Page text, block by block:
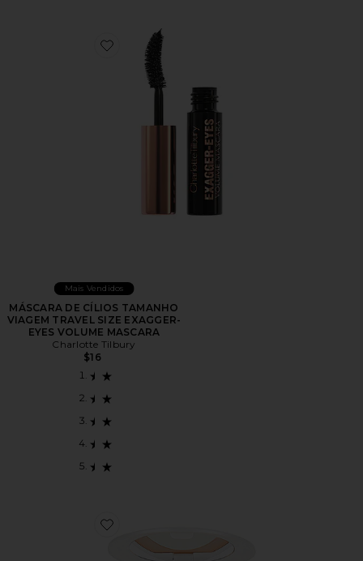
Favorite MÁSCARA DE CÍLIOS TAMANHO VIAGEM
Mais Vendidos
MÁSCARA DE CÍLIOS TAMANHO
VIAGEM TRAVEL SIZE EXAGGER-
EYES VOLUME MASCARA
Charlotte Tilbury
$16
Favorite PÓ COMPACTO MINI AIRBRUSH